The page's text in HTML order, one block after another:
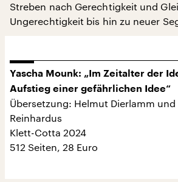
Streben nach Gerechtigkeit und
Ungerechtigkeit bis hin zu neuer
Yascha Mounk: „Im Zeitalter der
Aufstieg einer gefährlichen Idee“
Übersetzung: Helmut Dierlamm und
Reinhardus
Klett-Cotta 2024
512 Seiten, 28 Euro